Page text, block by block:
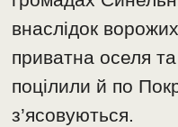
внаслідок
приватна оселя
поцілили й по
з’ясовуються.